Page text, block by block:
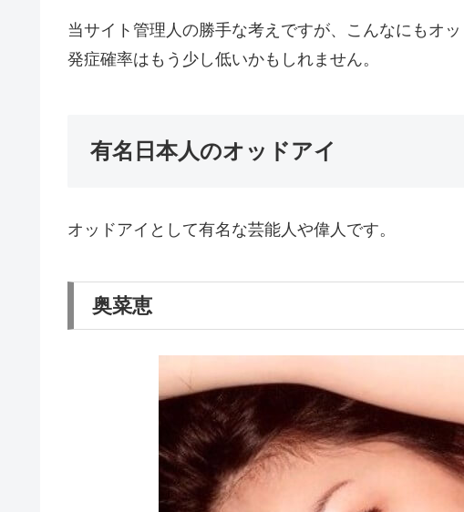
当サイト管理人の勝手な考えですが、こんなにもオ
発症確率はもう少し低いかもしれません。
有名日本人のオッドアイ
オッドアイとして有名な芸能人や偉人です。
奥菜恵